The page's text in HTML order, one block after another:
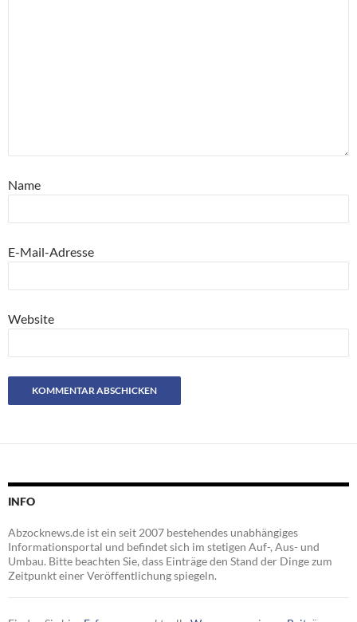
Name
E-Mail-Adresse
Website
INFO
Abzocknews.de ist ein seit 2007 bestehendes unabhängiges
Informationsportal und befindet sich im stetigen Auf-, Aus- und
Umbau. Bitte beachten Sie, dass Einträge den Stand der Dinge zum
Zeitpunkt einer Veröffentlichung spiegeln.